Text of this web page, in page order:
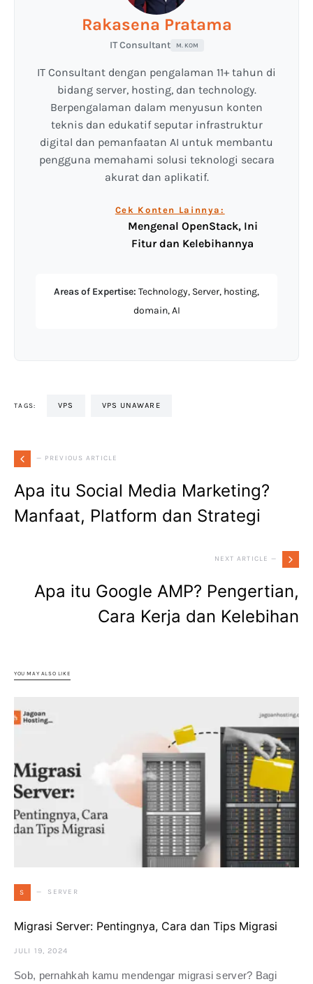
Rakasena Pratama
IT Consultant M. KOM
IT Consultant dengan pengalaman 11+ tahun di
bidang server, hosting, dan technology.
Berpengalaman dalam menyusun konten
teknis dan edukatif seputar infrastruktur
digital dan pemanfaatan AI untuk membantu
pengguna memahami solusi teknologi secara
akurat dan aplikatif.
Cek Konten Lainnya:
Mengenal OpenStack, Ini
Fitur dan Kelebihannya
Areas of Expertise: Technology, Server, hosting,
domain, AI
TAGS: VPS VPS UNAWARE
— PREVIOUS ARTICLE
Apa itu Social Media Marketing?
Manfaat, Platform dan Strategi
NEXT ARTICLE —
Apa itu Google AMP? Pengertian,
Cara Kerja dan Kelebihan
YOU MAY ALSO LIKE
S SERVER
Migrasi Server: Pentingnya, Cara dan Tips Migrasi
JULI 19, 2024
Sob, pernahkah kamu mendengar migrasi server? Bagi